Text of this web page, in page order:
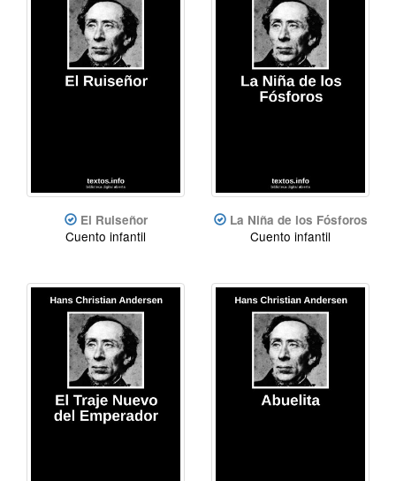
El Ruiseñor
Cuento infantil
La Niña de los Fósforos
Cuento infantil